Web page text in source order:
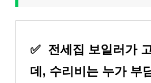
✅ 전세집 보일러가
데, 수리비는 누가 부